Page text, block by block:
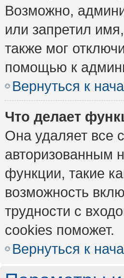
Возможно,
или запретил
также мог
помощью к
Вернуться к
Что делает
Она удаляет все
авторизованным
функции, такие
возможность
трудности с
cookies поможет.
Вернуться к